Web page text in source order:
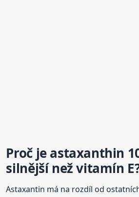
Proč jeastaxanthin
silnější než vitamín
Astaxantin má na rozdíl od